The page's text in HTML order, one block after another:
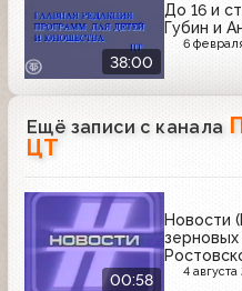
38:00
До 16 и
Губин и
6
Ещё записи с канала
ЦТ
00:58
Новости
4